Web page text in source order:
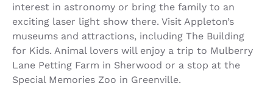
interest in astronomy or bring the family to an
exciting laser light show there. Visit Appleton’s
museums and attractions, including The Building
for Kids. Animal lovers will enjoy a trip to Mulberry
Lane Petting Farm in Sherwood or a stop at the
Special Memories Zoo in Greenville.